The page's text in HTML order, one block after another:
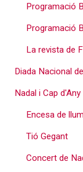
Programació
Programació
La revista de
Diada Nacional
Nadal i Cap d'Any
Encesa de
Tió Gegant
Concert de